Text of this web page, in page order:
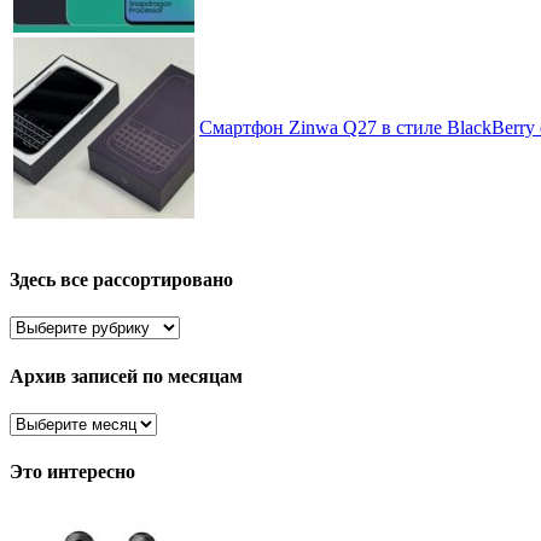
Смартфон Zinwa Q27 в стиле BlackBerry
Здесь все рассортировано
Здесь
рассортировано
Архив записей по месяцам
Архив
по
Это интересно